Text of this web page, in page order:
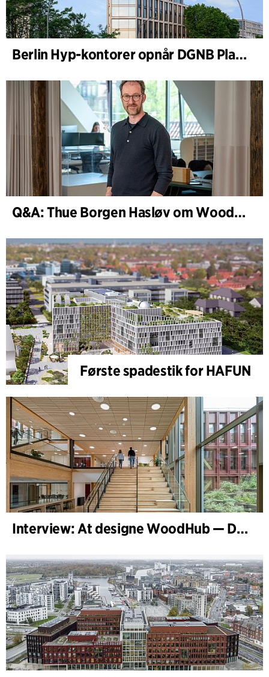
Berlin Hyp-kontorer opnår DGNB Platin og Diamant for klimavenlig arkitektur i høj kvalitet
Q&A: Thue Borgen Hasløv om WoodHub
Første spadestik for HAFUN
Interview: At designe WoodHub — Danmarks største træbyggeri